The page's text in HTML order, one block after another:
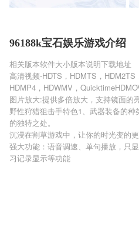
96188k宝石娱乐游戏介绍
相关版本软件大小版本说明下载地址
高清视频-HDTS，HDMTS，HDM2TS
HDMP4，HDWMV，
图片放大:提供多倍放大，支持镜面的
野性狩猎狙击手特色1、武器装备的
的独特之处。
沉浸在割草游戏中，让你的时光变的更
强大功能：语音调速、单句播放，只
习记录显示等功能